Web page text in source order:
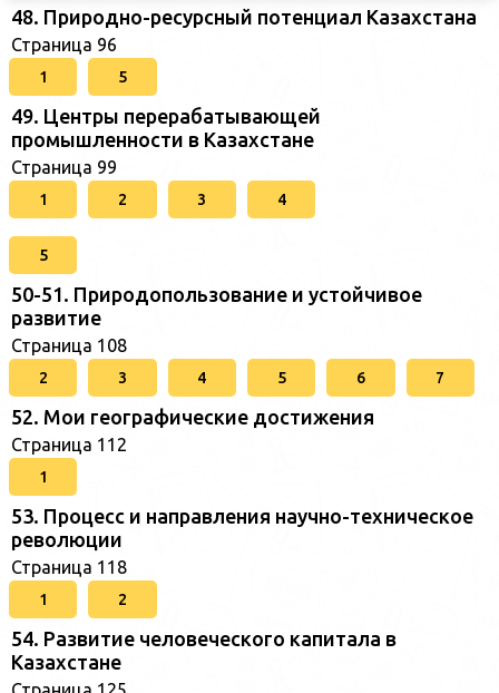
48. Природно-ресурсный потенциал Казахстана
Страница 96
1 5
49. Центры перерабатывающей
промышленности в Казахстане
Страница 99
1 2 3 4
5
50-51. Природопользование и устойчивое
развитие
Страница 108
2 3 4 5 6 7
52. Мои географические достижения
Страница 112
1
53. Процесс и направления научно-техническое
революции
Страница 118
1 2
54. Развитие человеческого капитала в
Казахстане